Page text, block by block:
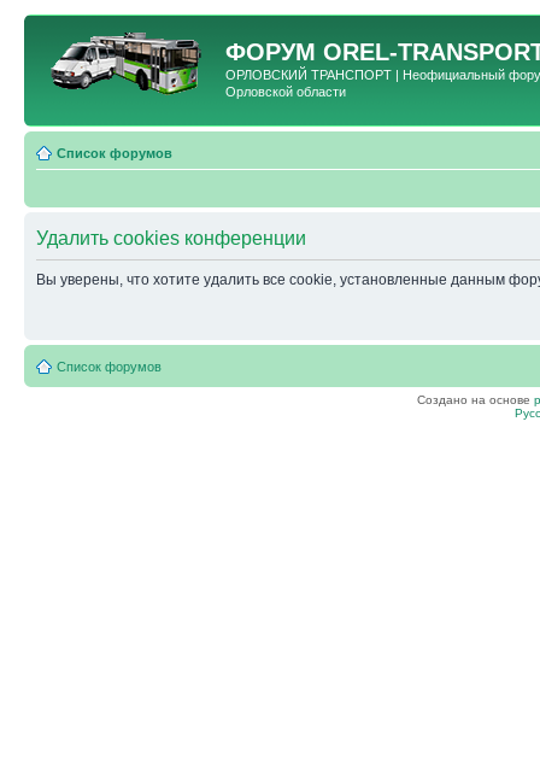
ФОРУМ OREL-
ОРЛОВСКИЙ ТРАНСПОРТ | Неофициальный форум
Орловской области
Список форумов
Удалить cookies конференции
Вы уверены, что хотите удалить все cookie, установленные данным
Список форумов
Создано на основе